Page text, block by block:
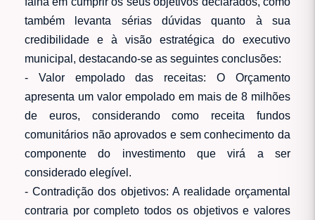
também levanta sérias dúvidas quanto à sua
credibilidade e à visão estratégica do executivo
municipal, destacando-se as seguintes conclusões:
- Valor empolado das receitas: O Orçamento
apresenta um valor empolado em mais de 8 milhões
de euros, considerando como receita fundos
comunitários não aprovados e sem conhecimento da
componente do investimento que virá a ser
considerado elegível.
- Contradição dos objetivos: A realidade orçamental
contraria por completo todos os objetivos e valores